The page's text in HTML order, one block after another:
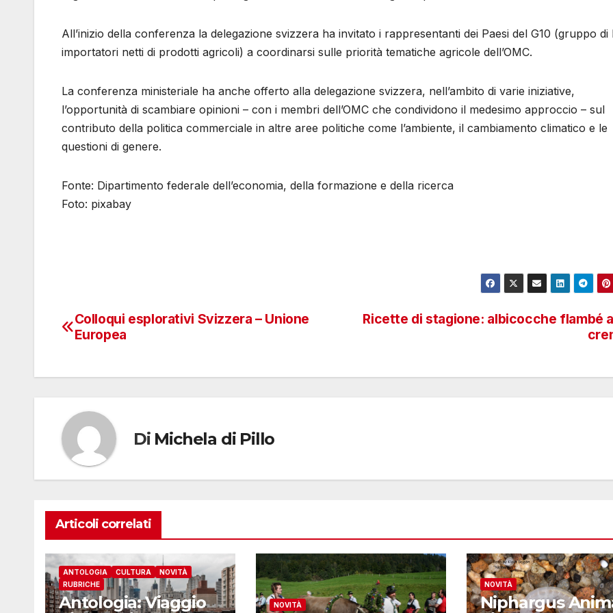
All’inizio della conferenza la delegazione svizzera ha invitato i rappresentanti dei Paesi del G10 (gruppo di
importatori netti di prodotti agricoli) a coordinarsi sulle priorità tematiche agricole dell’OMC.
La conferenza ministeriale ha anche offerto alla delegazione svizzera, nell’ambito di varie iniziative,
l’opportunità di scambiare opinioni – con i membri dell’OMC che condividono il medesimo approccio – sul
contributo della politica commerciale in altre aree politiche come l’ambiente, il cambiamento climatico e le
questioni di genere.
Fonte: Dipartimento federale dell’economia, della formazione e della ricerca
Foto: pixabay
Navigazione
Ricette di stagione: albicocche flambé
Colloqui esplorativi Svizzera – Unione
Europea
Di Michela di Pillo
Articoli correlati
ANTOLOGIA CULTURA
NOVITÀ
RUBRICHE
Antologia: Viaggio
NOVITÀ
NOVITÀ
Niphargus